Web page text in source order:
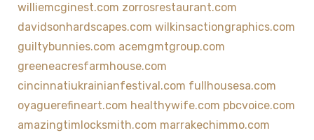
williemcginest.com zorrosrestaurant.com
davidsonhardscapes.com wilkinsactiongraphics.com
guiltybunnies.com acemgmtgroup.com
greeneacresfarmhouse.com
cincinnatiukrainianfestival.com fullhousesa.com
oyaguerefineart.com healthywife.com pbcvoice.com
amazingtimlocksmith.com marrakechimmo.com